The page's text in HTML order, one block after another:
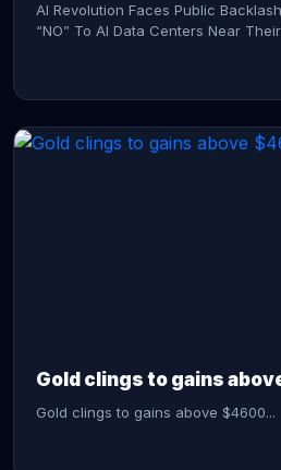
AI Revolution Faces Public
“NO” To AI Data Centers Near
Gold clings to gains
Gold clings to gains above $4600...